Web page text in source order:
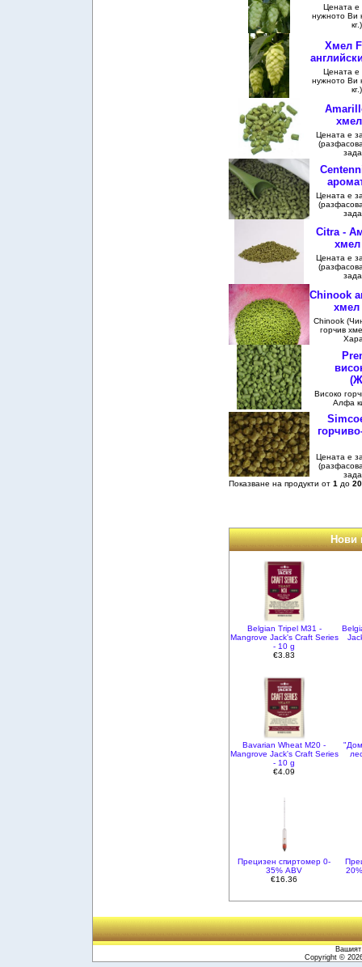
Цената е
нужното Ви
Хмел
Цената е
нужното Ви
Цената е
Цената е
Citra -
хмел
Цената е
Chinook
хмел
Chinook
горчив
Високо
Алфа
Цената е
Показване на продукти от 1 до 20
Нови
Belgian Tripel M31 -
Mangrove Jack's Craft Series
- 10 g
€3.83
Bavarian Wheat M20 -
Mangrove Jack's Craft Series
- 10 g
€4.09
Прецизен спиртомер 0-
35% ABV
€16.36
Copyright ©